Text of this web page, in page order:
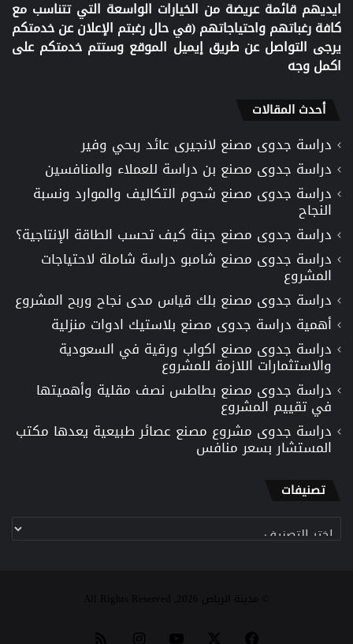
ايديهم قائمة عريضة من الخيارات الواسعة التي تتناسب مع
كافة رغباتهم واحتياجاتهم (في حال رغبتم الإعلان عن خدمتكم
يرجى التواصل عن طريق إيميل الموقع وستتم خدمتكم على
اكمل وجه
أحدث المقالات
دراسة جدوى مصنع لانجيرى عائد ربحي وفير
دراسة جدوى مصنع بن دراسة للعملاء والمنافسين
دراسة جدوى مصنع شحوم التكاليف والموارد ونسبة
النجاح
دراسة جدوى مصنع جبنة كيف تحسب الطاقة الإنتاجية؟
دراسة جدوى مصنع شامبو دراسة شاملة لاحتياجات
المشروع
دراسة جدوى مصنع بلك قياس مدى نجاح وربح المشروع
أهمية دراسة جدوى مصنع بلاستيك ادوات منزلية
دراسة جدوى مصنع اكواب ورقية في السعودية
والاستثمارات اللازمة للمشروع
دراسة جدوى مصنع بطاطس نصف مقلية وأهميتها
في تقييم المشروع
دراسة جدوى مشروع مصنع عصائر طبيعية يعدها مكتب
المستشار بسعر منافس
تصنيفات
تصنيفات
© مدينة الرياض 2026, All Rights Reserved
فيسبوك ‫YouTube انستقرام